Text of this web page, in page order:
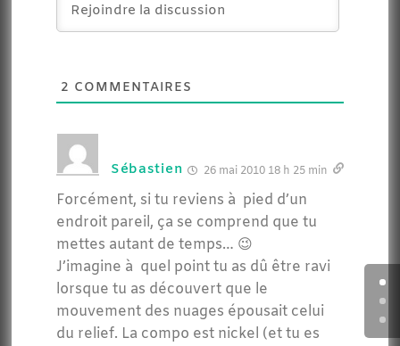
2 COMMENTAIRES
Sébastien 26 mai 2010 18 h 25 min
Forcément, si tu reviens à pied d’un
endroit pareil, ça se comprend que tu
mettes autant de temps… 😉
J’imagine à quel point tu as dû être ravi
lorsque tu as découvert que le
mouvement des nuages épousait celui
du relief. La compo est nickel (et tu es